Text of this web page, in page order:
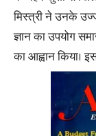
मिस्त्री ने उनके
ज्ञान का उपयोग
का आह्वान किया।